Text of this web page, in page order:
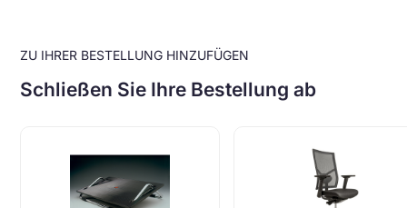
ZU IHRER BESTELLUNG HINZUFÜGEN
Schließen Sie Ihre Bestellung ab